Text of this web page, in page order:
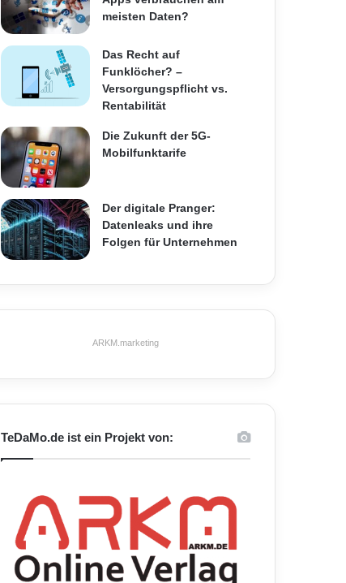
meisten Daten?
Das Recht auf
Funklöcher? –
Versorgungspflicht vs.
Rentabilität
Die Zukunft der 5G-
Mobilfunktarife
Der digitale Pranger:
Datenleaks und ihre
Folgen für Unternehmen
ARKM.marketing
TeDaMo.de ist ein Projekt von: